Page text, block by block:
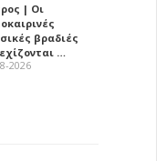
| Οι
βραδιές
…
2026